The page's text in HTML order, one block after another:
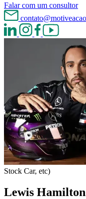
Falar com um consultor
Stock Car, etc)
Lewis Hamilton